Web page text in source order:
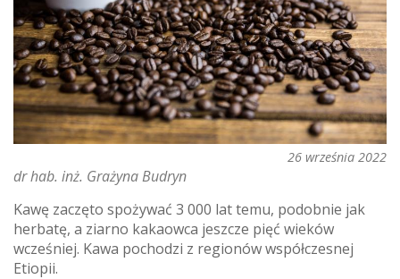
26 września 2022
dr hab. inż. Grażyna Budryn
Kawę zaczęto spożywać 3 000 lat temu, podobnie jak
herbatę, a ziarno kakaowca jeszcze pięć wieków
wcześniej. Kawa pochodzi z regionów współczesnej
Etiopii.